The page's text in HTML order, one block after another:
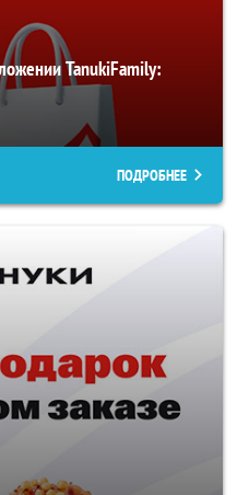
TanukiFamily:
ПОДРОБНЕЕ